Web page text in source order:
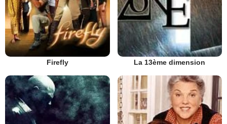
Firefly La 13ème dimension